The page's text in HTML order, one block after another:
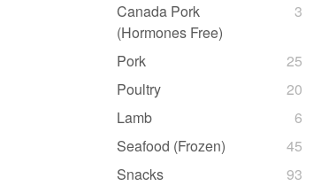
Canada Pork
(Hormones Free)
3
Pork
25
Poultry
20
Lamb
6
Seafood (Frozen)
45
Snacks
93